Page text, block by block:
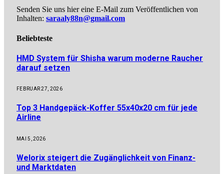
Senden Sie uns hier eine E-Mail zum Veröffentlichen von
Inhalten: saraaly88n@gmail.com
Beliebteste
HMD System für Shisha warum moderne Raucher
darauf setzen
FEBRUAR 27, 2026
Top 3 Handgepäck-Koffer 55x40x20 cm für jede
Airline
MAI 5, 2026
Welorix steigert die Zugänglichkeit von Finanz-
und Marktdaten